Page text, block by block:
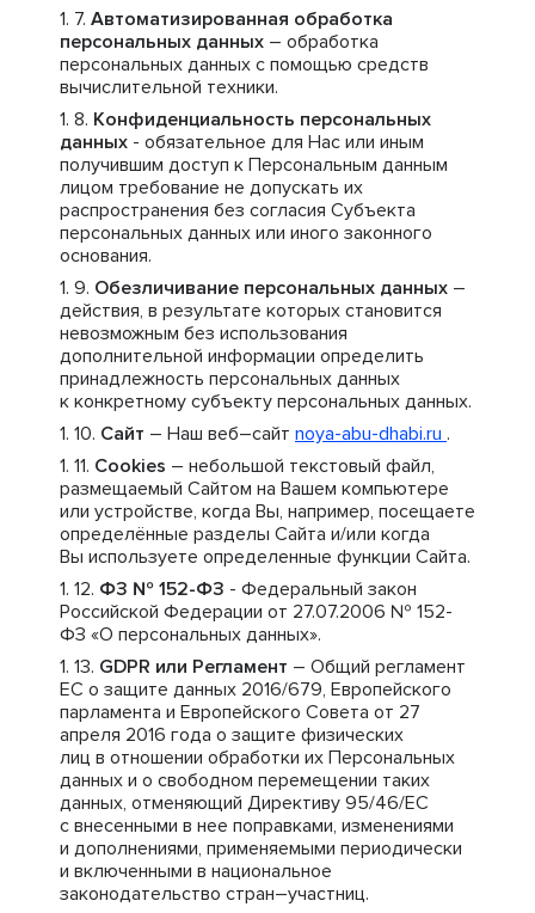
Автоматизированная обработка
персональных данных – обработка
персональных данных с помощью средств
вычислительной техники.
Конфиденциальность персональных
данных - обязательное для Нас или иным
получившим доступ к Персональным данным
лицом требование не допускать их
распространения без согласия Субъекта
персональных данных или иного законного
основания.
Обезличивание персональных данных –
действия, в результате которых становится
невозможным без использования
дополнительной информации определить
принадлежность персональных данных
к конкретному субъекту персональных данных.
Сайт – Наш веб–сайт noya-abu-dhabi.ru .
Cookies – небольшой текстовый файл,
размещаемый Сайтом на Вашем компьютере
или устройстве, когда Вы, например, посещаете
определённые разделы Сайта и/или когда
Вы используете определенные функции Сайта.
ФЗ № 152-ФЗ - Федеральный закон
Российской Федерации от 27.07.2006 № 152-
ФЗ «О персональных данных».
GDPR или Регламент – Общий регламент
ЕС о защите данных 2016/679, Европейского
парламента и Европейского Совета от 27
апреля 2016 года о защите физических
лиц в отношении обработки их Персональных
данных и о свободном перемещении таких
данных, отменяющий Директиву 95/46/ЕС
с внесенными в нее поправками, изменениями
и дополнениями, применяемыми периодически
и включенными в национальное
законодательство стран–участниц.